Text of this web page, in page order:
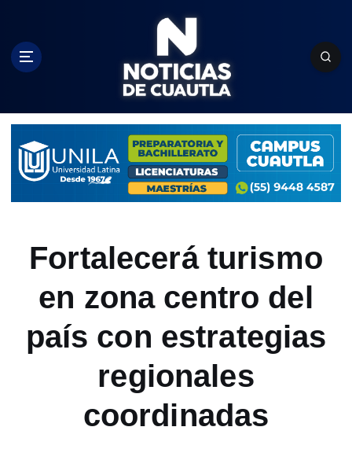
c
Fortalecerá turismo
en zona centro del
país con estrategias
regionales
coordinadas